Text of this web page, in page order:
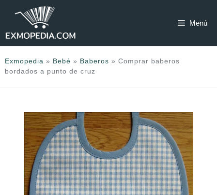
Menú
Exmopedia » Bebé » Baberos » Comprar baberos
bordados a punto de cruz